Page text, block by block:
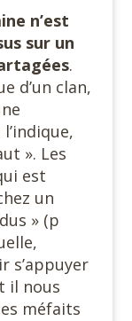
n’est
sur un
.
d’un clan,
». Les
est
un
» (p
s’appuyer
il nous
méfaits